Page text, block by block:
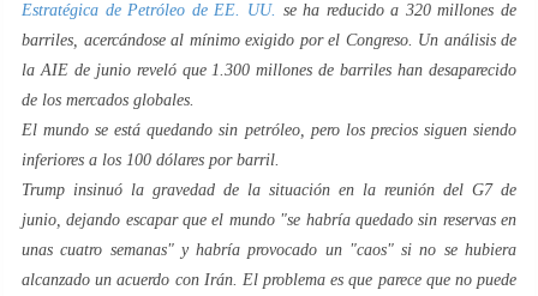
Estratégica de Petróleo de EE. UU. se ha reducido a 320 millones de
barriles, acercándose al mínimo exigido por el Congreso. Un análisis de
la AIE de junio reveló que 1.300 millones de barriles han desaparecido
de los mercados globales.
El mundo se está quedando sin petróleo, pero los precios siguen siendo
inferiores a los 100 dólares por barril.
Trump insinuó la gravedad de la situación en la reunión del G7 de
junio, dejando escapar que el mundo "se habría quedado sin reservas en
unas cuatro semanas" y habría provocado un "caos" si no se hubiera
alcanzado un acuerdo con Irán. El problema es que parece que no puede